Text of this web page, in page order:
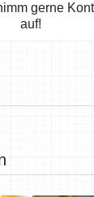
gerne
auf!